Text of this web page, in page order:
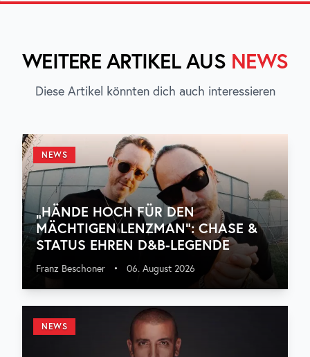
WEITERE ARTIKEL AUS NEWS
Diese Artikel könnten dich auch interessieren
NEWS
„HÄNDE HOCH FÜR DEN
MÄCHTIGEN LENZMAN“: CHASE &
STATUS EHREN D&B-LEGENDE
Franz Beschoner • 06. August 2026
NEWS